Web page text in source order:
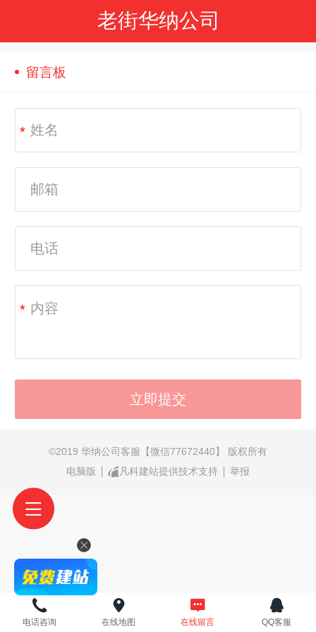
老街华纳公司
留言板
*
*
©2019 华纳公司客服【微信77672440】 版权所有
电脑版
凡科建站提供技术支持 举报
电话咨询 在线地图 在线留言 QQ客服